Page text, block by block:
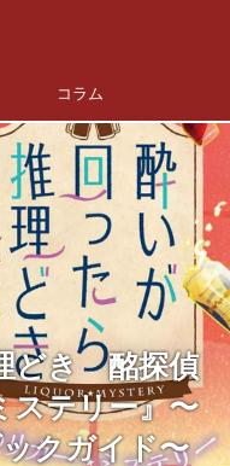
コラム
どき 酩探偵
ステリー』〜
クガイド〜